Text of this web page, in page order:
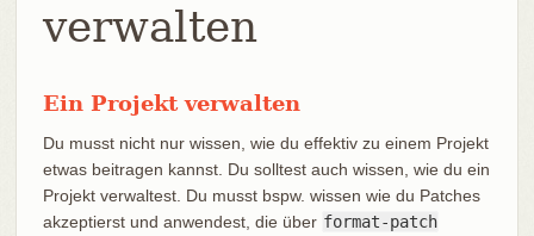
verwalten
Ein Projekt verwalten
Du musst nicht nur wissen, wie du effektiv zu einem Projekt
etwas beitragen kannst. Du solltest auch wissen, wie du ein
Projekt verwaltest. Du musst bspw. wissen wie du Patches
akzeptierst und anwendest, die über format-patch